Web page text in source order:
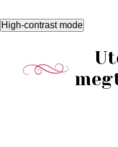
High-contrast mode